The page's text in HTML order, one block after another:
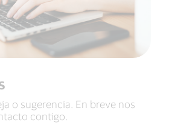
o sugerencia. En breve nos
contigo.